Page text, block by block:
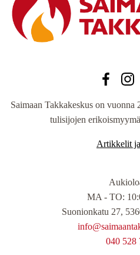
Saimaan Takkakeskus on vuonna
tulisijojen
Artikkelit
MA - TO:
Suonionkatu 27,
040 528